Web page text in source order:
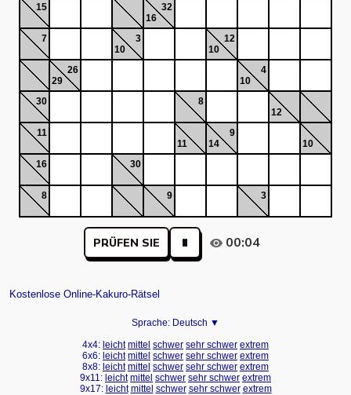
15
32
16
7
3
10
12
10
26
29
4
10
30
8
12
11
11
9
14
10
16
30
8 9 3
PRÜFEN SIE 00:04
Kostenlose Online-Kakuro-Rätsel
Sprache: Deutsch ▼
4x4: leicht mittel schwer sehr schwer extrem
6x6: leicht mittel schwer sehr schwer extrem
8x8: leicht mittel schwer sehr schwer extrem
9x11: leicht mittel schwer sehr schwer extrem
9x17: leicht mittel schwer sehr schwer extrem